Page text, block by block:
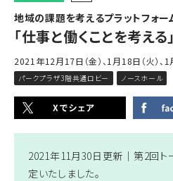
地域の課題を考えるプラットフォー
「仕事と働くことを考える」
2021年12月17日（金）、1月18日（火）、1
パークプラザ3階共通ロビー ノースホール
2021年11月30日更新｜ 第2回ト
定いたしました。